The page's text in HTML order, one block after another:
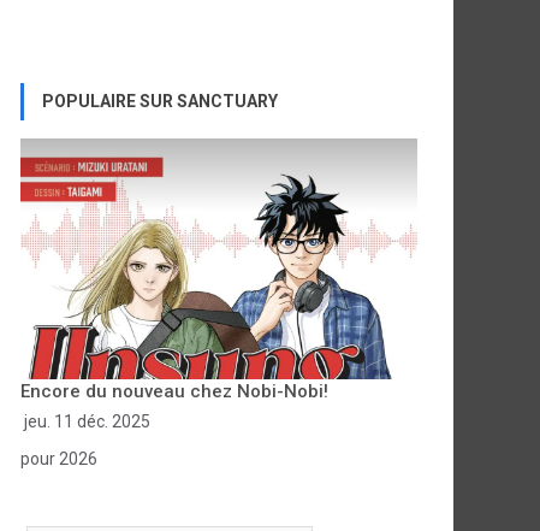
POPULAIRE SUR SANCTUARY
Encore du nouveau chez Nobi-Nobi!
jeu. 11 déc. 2025
pour 2026